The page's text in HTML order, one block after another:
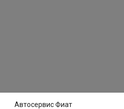
Автосервис Фиат